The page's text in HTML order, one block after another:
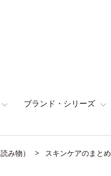
ブランド・シリーズ
み物） スキンケアのまとめ